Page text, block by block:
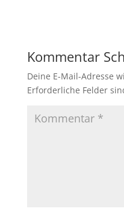
Kommentar
Deine E-Mail-Adresse
Erforderliche Felder